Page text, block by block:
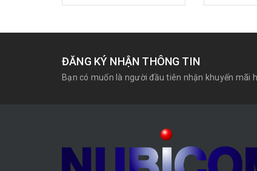
ĐĂNG KÝ NHẬN THÔNG TIN
Bạn có muốn là người đầu tiên nhận khuyến mãi